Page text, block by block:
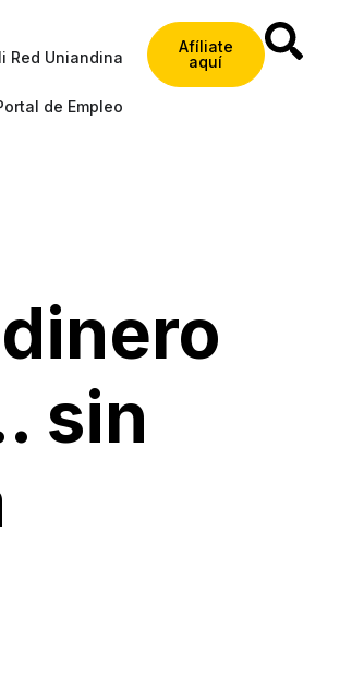
Red Uniandina
de Empleo
Afíliate
aquí
sin